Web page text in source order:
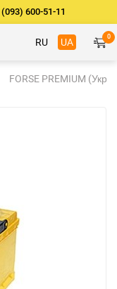
(093) 600-51-11
RU UA 0
FORSE PREMIUM (Укр)